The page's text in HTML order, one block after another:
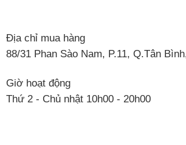
Địa chỉ mua hàng
88/31 Phan Sào Nam, P.11, Q.Tân
Giờ hoạt động
Thứ 2 - Chủ nhật 10h00 - 20h00